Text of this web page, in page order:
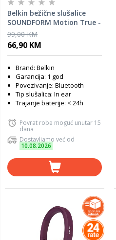
Belkin bežične slušalice
SOUNDFORM Motion True -
crna
99,00 KM
66,90 KM
Brand: Belkin
Garancija: 1 god
Povezivanje: Bluetooth
Tip slušalica: In ear
Trajanje baterije: < 24h
Povrat robe moguć unutar 15
dana
Dostavljamo već od
10.08.2026